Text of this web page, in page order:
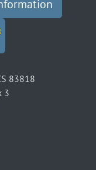
83818
3